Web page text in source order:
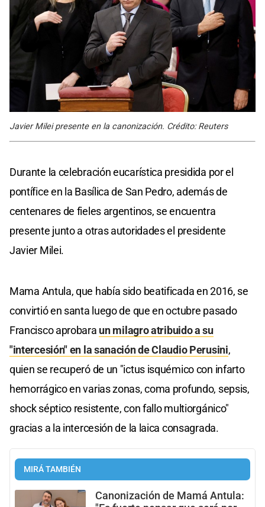
Javier Milei presente en la canonización. Crédito: Reuters
Durante la celebración eucarística presidida por el
pontífice en la Basílica de San Pedro, además de
centenares de fieles argentinos, se encuentra
presente junto a otras autoridades el presidente
Javier Milei.
Mama Antula, que había sido beatificada en 2016, se
convirtió en santa luego de que en octubre pasado
Francisco aprobara un milagro atribuido a su
"intercesión" en la sanación de Claudio Perusini,
quien se recuperó de un "ictus isquémico con infarto
hemorrágico en varias zonas, coma profundo, sepsis,
shock séptico resistente, con fallo multiorgánico"
gracias a la intercesión de la laica consagrada.
MIRÁ TAMBIÉN
Canonización de Mamá Antula: